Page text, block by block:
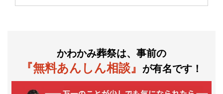
かわかみ葬祭は、事前の
『無料あんしん相談』 が有名です！